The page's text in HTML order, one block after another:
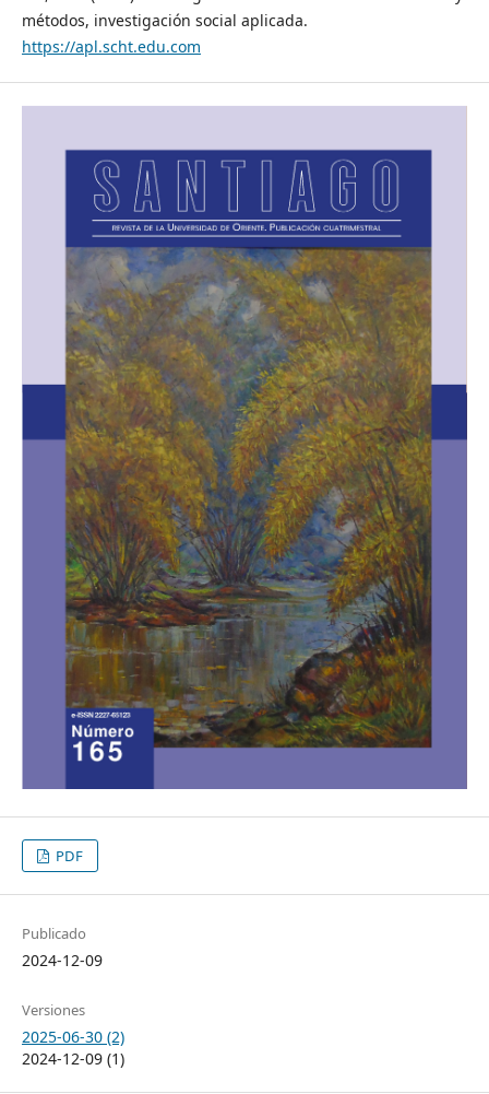
métodos, investigación social aplicada.
https://apl.scht.edu.com
PDF
Publicado
2024-12-09
Versiones
2025-06-30 (2)
2024-12-09 (1)